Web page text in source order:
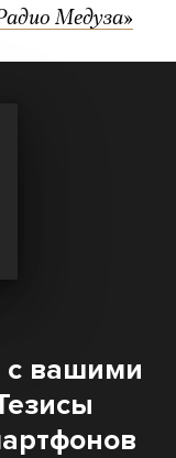
Медуза»
с вашими